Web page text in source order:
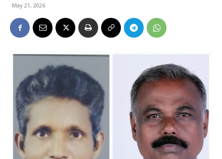
May 21, 2026